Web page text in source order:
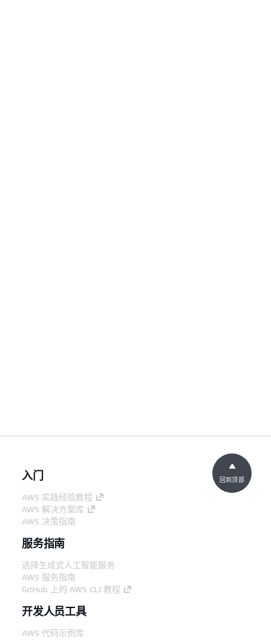
入门
AWS 实践经验教程
AWS 解决方案库
AWS 决策指南
服务指南
选择生成式人工智能服务
AWS 服务指南
GitHub 上的 AWS CLI 教程
开发人员工具
AWS 代码示例库
回到顶部